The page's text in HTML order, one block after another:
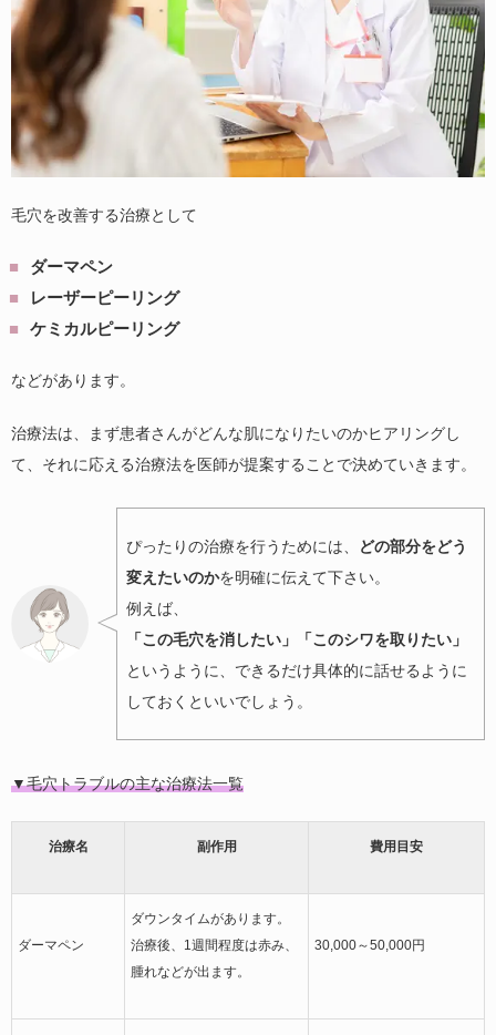
毛穴を改善する治療として
ダーマペン
レーザーピーリング
ケミカルピーリング
などがあります。
治療法は、まず患者さんがどんな肌になりたいのかヒアリングし
て、それに応える治療法を医師が提案することで決めていきます。
ぴったりの治療を行うためには、
どの部分をどう
変えたいのかを明確に伝えて下さい。
例えば、
「この毛穴を消したい」「このシワを取りたい」
というように、できるだけ具体的に話せるように
しておくといいでしょう。
▼毛穴トラブルの主な治療法一覧
治療名 副作用 費用目安
ダーマペン
ダウンタイムがあります。
治療後、1週間程度は赤み、
腫れなどが出ます。
30,000～50,000円